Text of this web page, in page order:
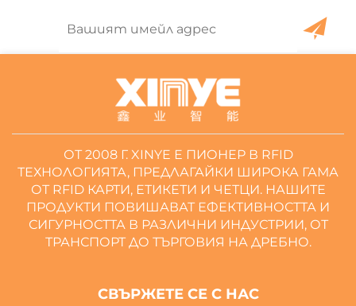
ОТ 2008 Г. XINYE Е ПИОНЕР В RFID
ТЕХНОЛОГИЯТА, ПРЕДЛАГАЙКИ ШИРОКА ГАМА
ОТ RFID КАРТИ, ЕТИКЕТИ И ЧЕТЦИ. НАШИТЕ
ПРОДУКТИ ПОВИШАВАТ ЕФЕКТИВНОСТТА И
СИГУРНОСТТА В РАЗЛИЧНИ ИНДУСТРИИ, ОТ
ТРАНСПОРТ ДО ТЪРГОВИЯ НА ДРЕБНО.
СВЪРЖЕТЕ СЕ С НАС